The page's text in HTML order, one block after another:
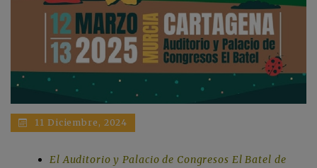
11 Diciembre, 2024
El Auditorio y Palacio de Congresos El Batel de